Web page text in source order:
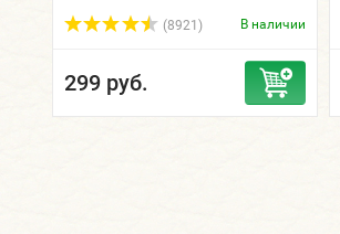
(8921) В наличии
299 руб.